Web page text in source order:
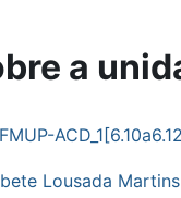
a
Lousada